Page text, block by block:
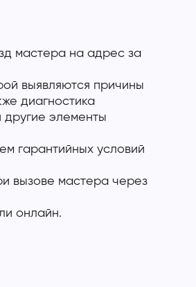
мастера на адрес за
выявляются причины
диагностика
другие элементы
гарантийных условий
вызове мастера через
онлайн.